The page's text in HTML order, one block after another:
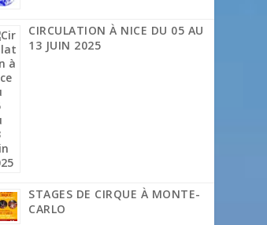
CIRCULATION À NICE DU 05 AU
13 JUIN 2025
STAGES DE CIRQUE À MONTE-
CARLO